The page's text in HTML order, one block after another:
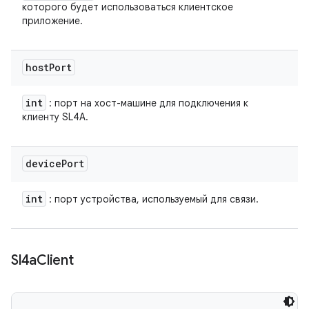
которого будет использоваться клиентское
приложение.
hostPort
int : порт на хост-машине для подключения к
клиенту SL4A.
devicePort
int : порт устройства, используемый для связи.
Sl4aClient